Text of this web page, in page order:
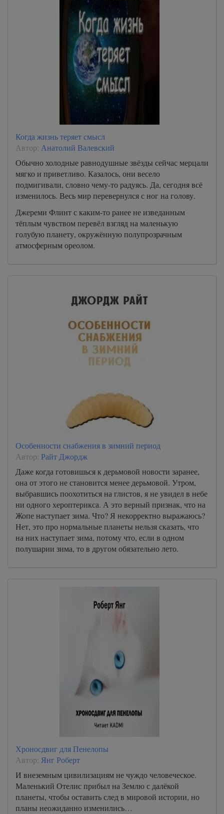
Когда жизнь теряет смысл
Автор: Анатолий Валевский
Обычно холодные равнодушные звёзды сейчас мерцали
мягко и приветливо. Казалось, они весело
подмигивали, словно чему-то радуясь. Да, сегодня всё
изменилось. Весь мир перевернулся с ног на голову.
Джереми Флинт с каким-то ранее не изведанным
тёплым чувством перевёл взгляд на маленькую
голубую планету, окружённую полупрозрачным
атмосферным ореолом.
Особенности снабжения в зимний период
Автор: Райт Джордж
Даже когда готовишься к дерьмовой новости заранее,
она от этого не становится менее дерьмовой. Утром,
выбравшись поохотиться на глистов, я не увидел в небе
ни одного хероптерикса. А это верный признак, что на
Жопе наступает зима. Что? Я некорректно выражаюсь?
Нет, это про нормальные планеты нельзя сказать, что
на них наступает зима, потому что, если в одном
полушарии зима, то в другом обязательно лето.
Хроносдвиг для Пенелопы
Автор: Янг Роберт
И внеземным цивилизациям не чуждо человеческое.
Маленький Отелис прибыл на Землю с далёкой
планеты, чтобы оставить след в мировой истории, но
планы неожиданно изменились…